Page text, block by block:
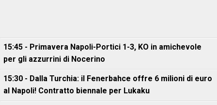
15:45 - Primavera Napoli-Portici 1-3, KO in amichevole
per gli azzurrini di Nocerino
15:30 - Dalla Turchia: il Fenerbahce offre 6 milioni di euro
al Napoli! Contratto biennale per Lukaku